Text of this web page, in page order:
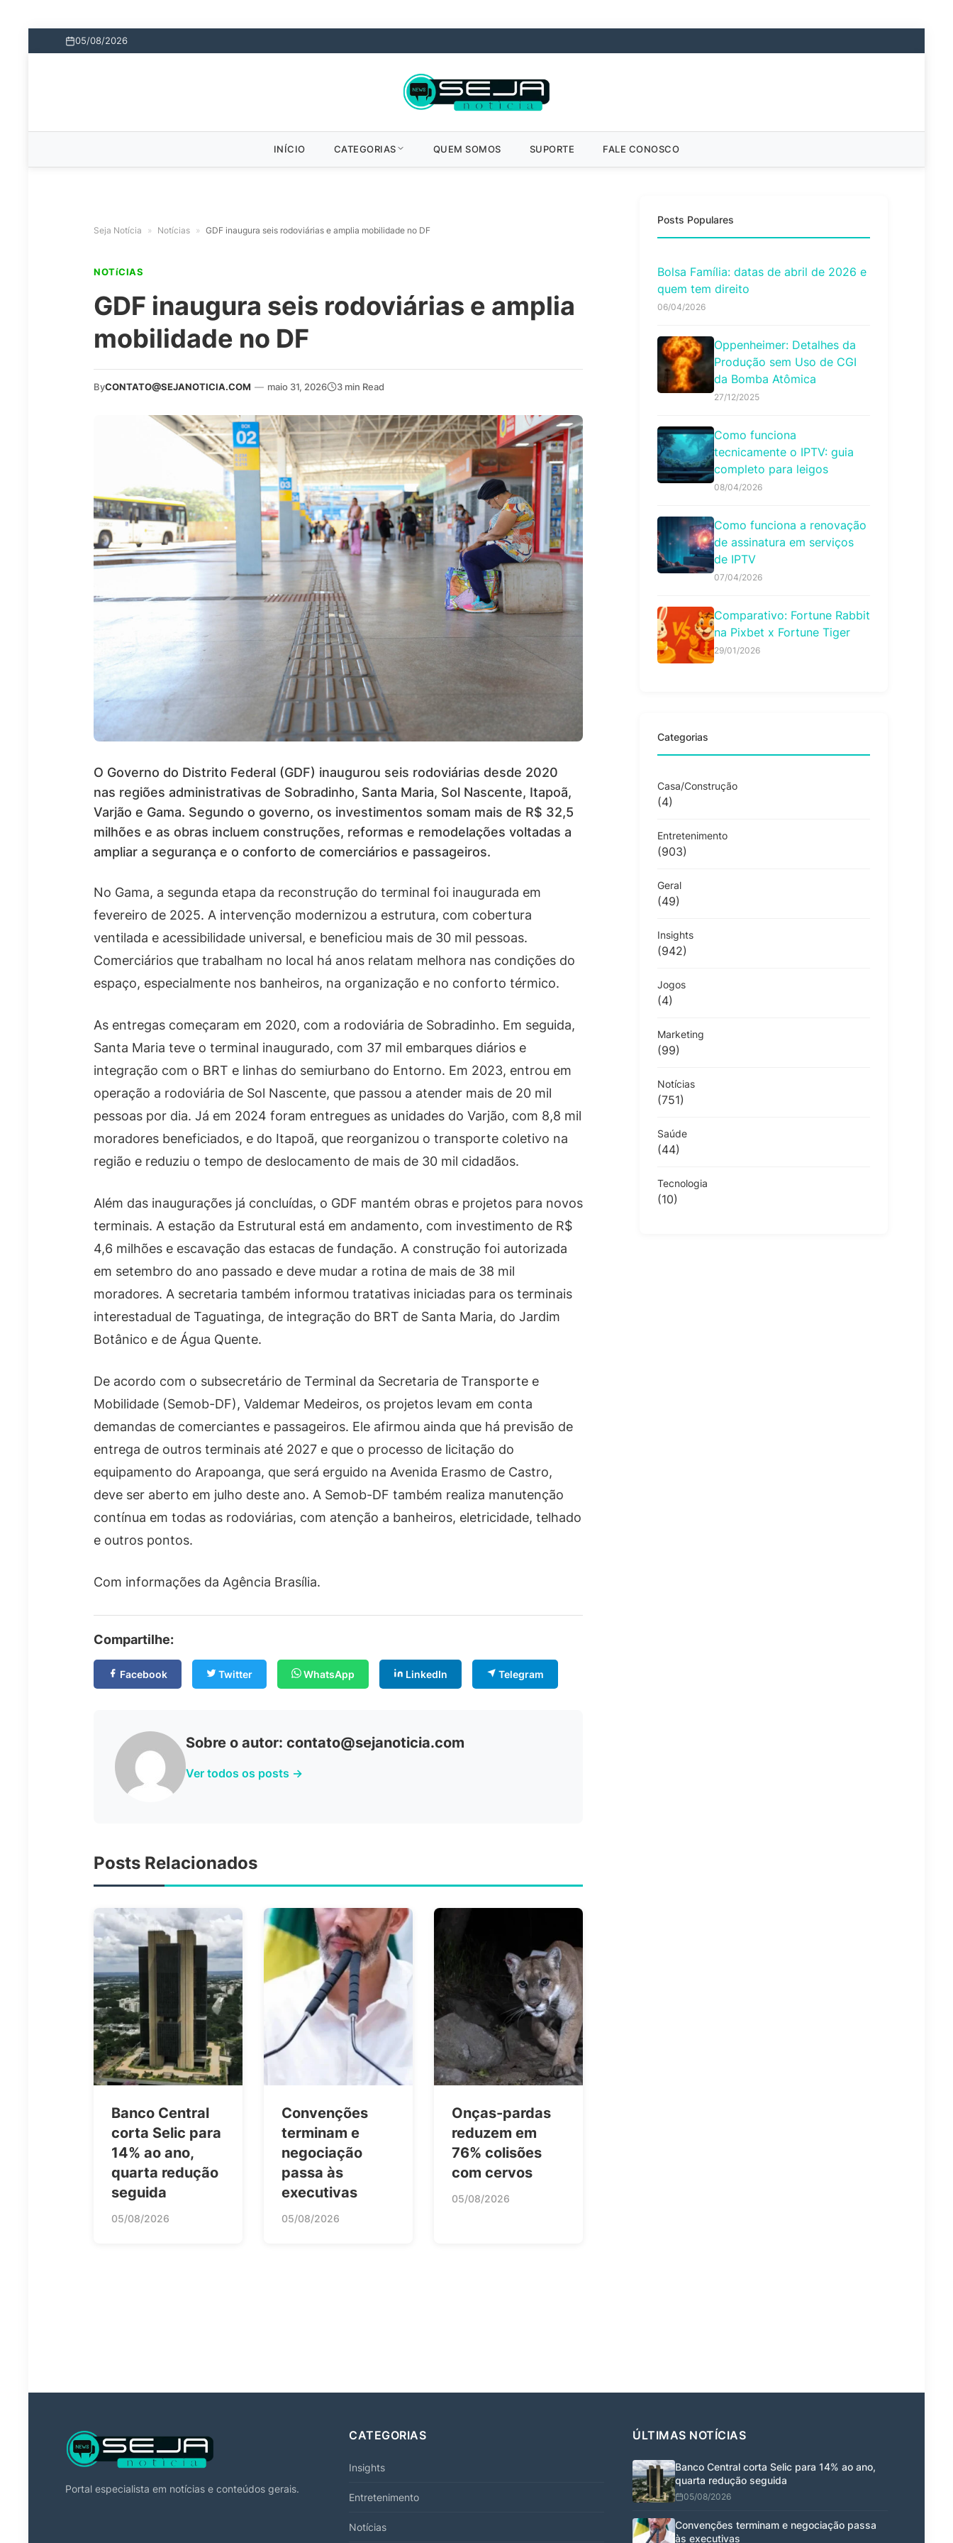
05/08/2026
INÍCIO CATEGORIAS QUEM SOMOS SUPORTE FALE CONOSCO
Seja Notícia » Notícias » GDF inaugura seis rodoviárias e amplia mobilidade no DF
NOTíCIAS
GDF inaugura seis rodoviárias e amplia
mobilidade no DF
ByCONTATO@SEJANOTICIA.COM — maio 31, 2026 3 min Read
O Governo do Distrito Federal (GDF) inaugurou seis rodoviárias desde 2020
nas regiões administrativas de Sobradinho, Santa Maria, Sol Nascente, Itapoã,
Varjão e Gama. Segundo o governo, os investimentos somam mais de R$ 32,5
milhões e as obras incluem construções, reformas e remodelações voltadas a
ampliar a segurança e o conforto de comerciários e passageiros.
No Gama, a segunda etapa da reconstrução do terminal foi inaugurada em
fevereiro de 2025. A intervenção modernizou a estrutura, com cobertura
ventilada e acessibilidade universal, e beneficiou mais de 30 mil pessoas.
Comerciários que trabalham no local há anos relatam melhora nas condições do
espaço, especialmente nos banheiros, na organização e no conforto térmico.
As entregas começaram em 2020, com a rodoviária de Sobradinho. Em seguida,
Santa Maria teve o terminal inaugurado, com 37 mil embarques diários e
integração com o BRT e linhas do semiurbano do Entorno. Em 2023, entrou em
operação a rodoviária de Sol Nascente, que passou a atender mais de 20 mil
pessoas por dia. Já em 2024 foram entregues as unidades do Varjão, com 8,8 mil
moradores beneficiados, e do Itapoã, que reorganizou o transporte coletivo na
região e reduziu o tempo de deslocamento de mais de 30 mil cidadãos.
Além das inaugurações já concluídas, o GDF mantém obras e projetos para novos
terminais. A estação da Estrutural está em andamento, com investimento de R$
4,6 milhões e escavação das estacas de fundação. A construção foi autorizada
em setembro do ano passado e deve mudar a rotina de mais de 38 mil
moradores. A secretaria também informou tratativas iniciadas para os terminais
interestadual de Taguatinga, de integração do BRT de Santa Maria, do Jardim
Botânico e de Água Quente.
De acordo com o subsecretário de Terminal da Secretaria de Transporte e
Mobilidade (Semob-DF), Valdemar Medeiros, os projetos levam em conta
demandas de comerciantes e passageiros. Ele afirmou ainda que há previsão de
entrega de outros terminais até 2027 e que o processo de licitação do
equipamento do Arapoanga, que será erguido na Avenida Erasmo de Castro,
deve ser aberto em julho deste ano. A Semob-DF também realiza manutenção
contínua em todas as rodoviárias, com atenção a banheiros, eletricidade, telhado
e outros pontos.
Com informações da Agência Brasília.
Compartilhe:
Facebook Twitter WhatsApp LinkedIn Telegram
Sobre o autor: contato@sejanoticia.com
Ver todos os posts →
Posts Relacionados
Banco Central
corta Selic para
14% ao ano,
quarta redução
seguida
05/08/2026
Convenções
terminam e
negociação
passa às
executivas
05/08/2026
Onças-pardas
reduzem em
76% colisões
com cervos
05/08/2026
Posts Populares
Bolsa Família: datas de abril de 2026 e
quem tem direito
06/04/2026
Oppenheimer: Detalhes da
Produção sem Uso de CGI
da Bomba Atômica
27/12/2025
Como funciona
tecnicamente o IPTV: guia
completo para leigos
08/04/2026
Como funciona a renovação
de assinatura em serviços
de IPTV
07/04/2026
Comparativo: Fortune Rabbit
na Pixbet x Fortune Tiger
29/01/2026
Categorias
Casa/Construção
(4)
Entretenimento
(903)
Geral
(49)
Insights
(942)
Jogos
(4)
Marketing
(99)
Notícias
(751)
Saúde
(44)
Tecnologia
(10)
Portal especialista em notícias e conteúdos gerais.
CATEGORIAS
Insights
Entretenimento
Notícias
ÚLTIMAS NOTÍCIAS
Banco Central corta Selic para 14% ao ano,
quarta redução seguida
05/08/2026
Convenções terminam e negociação passa
às executivas